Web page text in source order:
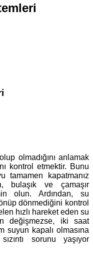
olmadığını anlamak
kontrol etmektir. Bunu
tamamen kapatmanız
bulaşık ve çamaşır
olun. Ardından, su
dönmediğini kontrol
hızlı hareket eden su
değişmezse, iki saat
suyun kapalı olmasına
sorunu yaşıyor